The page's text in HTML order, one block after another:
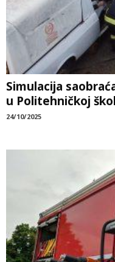
Simulacija
u Politehničkoj
24/10/2025